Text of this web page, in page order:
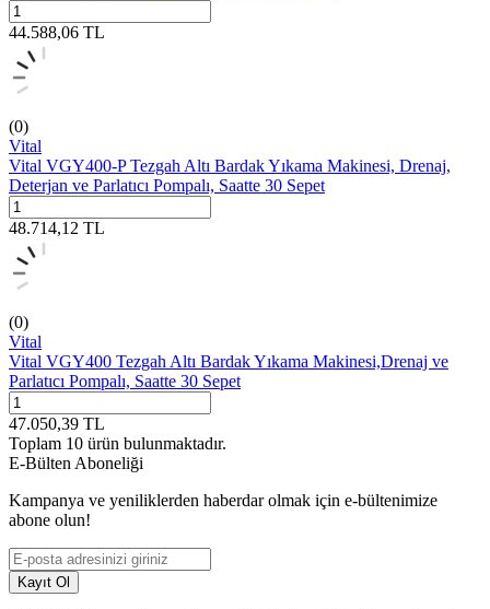
44.588,06 TL
(0)
Vital
Vital VGY400-P Tezgah Altı Bardak Yıkama Makinesi, Drenaj,
Deterjan ve Parlatıcı Pompalı, Saatte 30 Sepet
48.714,12 TL
(0)
Vital
Vital VGY400 Tezgah Altı Bardak Yıkama Makinesi,Drenaj ve
Parlatıcı Pompalı, Saatte 30 Sepet
47.050,39 TL
Toplam 10 ürün bulunmaktadır.
E-Bülten Aboneliği
Kampanya ve yeniliklerden haberdar olmak için e-bültenimize
abone olun!
Kayıt Ol